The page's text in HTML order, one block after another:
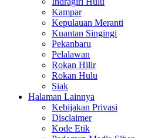
Kampar
Kepulauan Meranti
Kuantan Singingi
Pekanbaru
Pelalawan
Rokan Hilir
Rokan Hulu
Siak
Halaman Lainnya
Kebijakan Privasi
Disclaimer
Kode Etik